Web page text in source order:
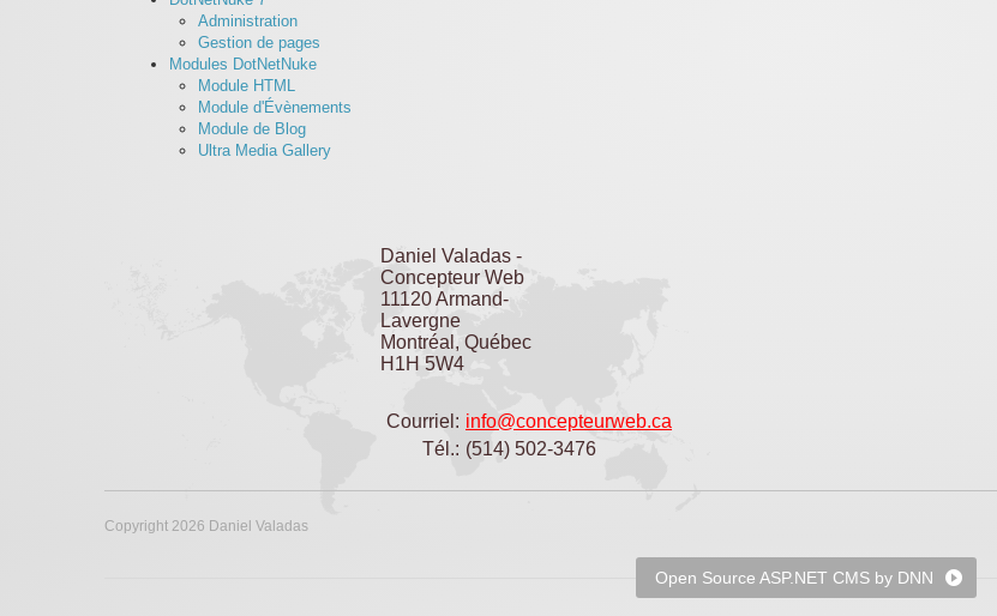
Administration
Gestion de pages
Modules DotNetNuke
Module HTML
Module d'Évènements
Module de Blog
Ultra Media Gallery
Daniel Valadas -
Concepteur Web
11120 Armand-
Lavergne
Montréal, Québec
H1H 5W4
Courriel: info@concepteurweb.ca
Tél.: (514) 502-3476
Copyright 2026 Daniel Valadas
Open Source ASP.NET CMS by DNN